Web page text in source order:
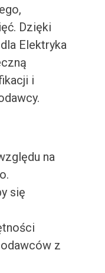
Dzięki
Elektryka
i
na
się
z